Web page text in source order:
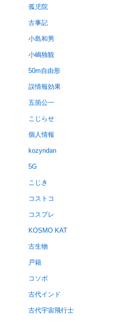
孤児院
古事記
小島和男
小嶋独観
50m自由形
誤情報効果
五箇公一
こじらせ
個人情報
kozyndan
5G
こじき
コストコ
コスプレ
KOSMO KAT
古生物
戸籍
コソボ
古代インド
古代宇宙飛行士